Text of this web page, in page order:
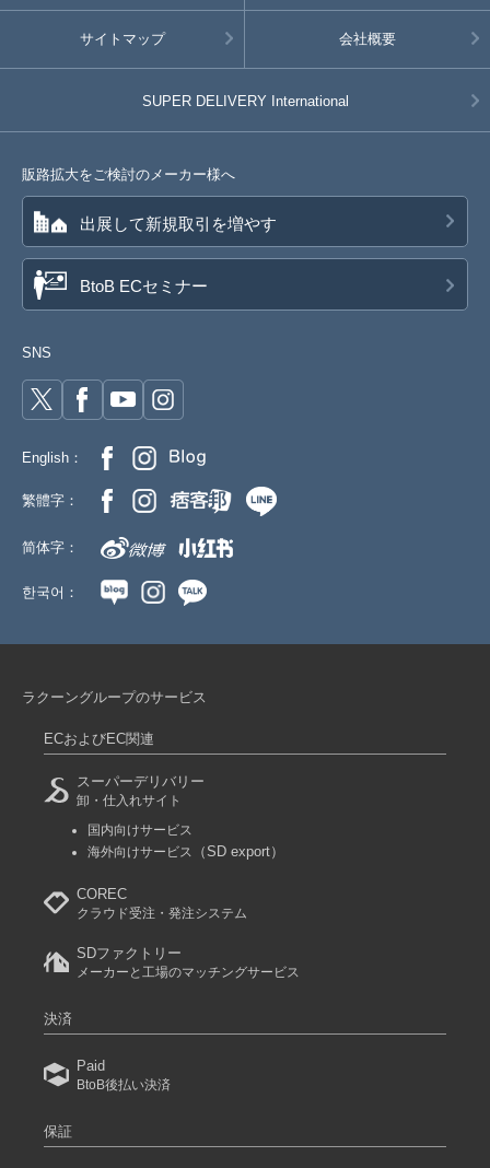
サイトマップ 会社概要
SUPER DELIVERY International
販路拡大をご検討のメーカー様へ
出展して新規取引を増やす
BtoB ECセミナー
SNS
English：
繁體字：
简体字：
한국어：
ラクーングループのサービス
ECおよびEC関連
スーパーデリバリー
卸・仕入れサイト
国内向けサービス
海外向けサービス
（SD export）
COREC
クラウド受注・発注システム
SDファクトリー
メーカーと工場のマッチングサービス
決済
Paid
BtoB後払い決済
保証